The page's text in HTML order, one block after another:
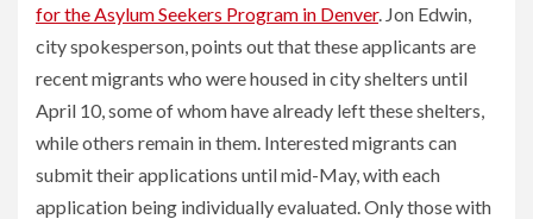
for the Asylum Seekers Program in Denver. Jon Edwin,
city spokesperson, points out that these applicants are
recent migrants who were housed in city shelters until
April 10, some of whom have already left these shelters,
while others remain in them. Interested migrants can
submit their applications until mid-May, with each
application being individually evaluated. Only those with